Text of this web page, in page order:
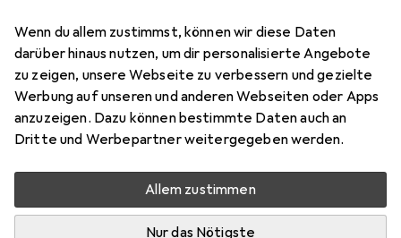
Wenn du allem zustimmst, können wir diese Daten
darüber hinaus nutzen, um dir personalisierte Angebote
zu zeigen, unsere Webseite zu verbessern und gezielte
Werbung auf unseren und anderen Webseiten oder Apps
anzuzeigen. Dazu können bestimmte Daten auch an
Dritte und Werbepartner weitergegeben werden.
Allem zustimmen
Nur das Nötigste
Drehen 180 Grad Schwenken 360
Grad fue...
Tisch, 32", 7.80 kg
Preis in EUR inkl. MwSt.
Mehr von Jenimage